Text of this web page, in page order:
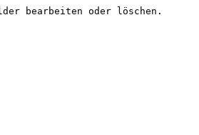
bearbeiten oder löschen.